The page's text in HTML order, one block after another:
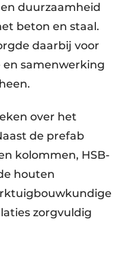
duurzaamheid
beton en staal.
daarbij voor
samenwerking
over het
de prefab
kolommen, HSB-
houten
zorgvuldig